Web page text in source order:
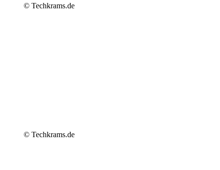
© Techkrams.de
© Techkrams.de